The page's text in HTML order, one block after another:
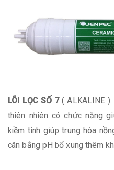
LÕI LỌC SỐ 7( ALKALINE
thiên nhiên có chức năng
kiềm tính giúp trung hòa
cân bằng pH bổ xung thêm